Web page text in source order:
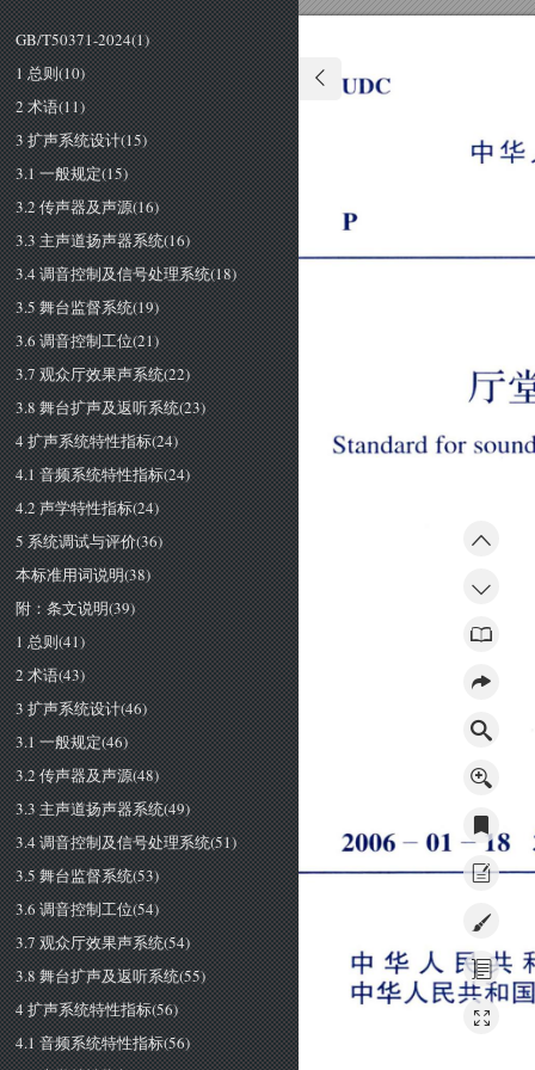
GB/T50371-2024(1)
1 总则(10)
2 术语(11)
3 扩声系统设计(15)
3.1 一般规定(15)
3.2 传声器及声源(16)
3.3 主声道扬声器系统(16)
3.4 调音控制及信号处理系统(18)
3.5 舞台监督系统(19)
3.6 调音控制工位(21)
3.7 观众厅效果声系统(22)
3.8 舞台扩声及返听系统(23)
4 扩声系统特性指标(24)
4.1 音频系统特性指标(24)
4.2 声学特性指标(24)
5 系统调试与评价(36)
本标准用词说明(38)
附：条文说明(39)
1 总则(41)
2 术语(43)
3 扩声系统设计(46)
3.1 一般规定(46)
3.2 传声器及声源(48)
3.3 主声道扬声器系统(49)
3.4 调音控制及信号处理系统(51)
3.5 舞台监督系统(53)
3.6 调音控制工位(54)
3.7 观众厅效果声系统(54)
3.8 舞台扩声及返听系统(55)
4 扩声系统特性指标(56)
4.1 音频系统特性指标(56)
ＵＤＣ
厅
Ｓｔ
ａｎｄａ
ｒｄｆ
ｏｒｓ
ｏｕ
２００６一０１一１
８
中 华 人 民共
山 ，卜 ． 。 」」
‘丫，二
甲 毕 人 氏 只 利 幽